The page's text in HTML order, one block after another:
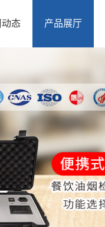
动态 产品展厅